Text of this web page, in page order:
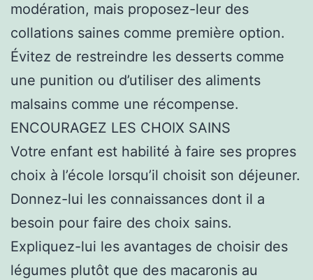
modération, mais proposez-leur des
collations saines comme première option.
Évitez de restreindre les desserts comme
une punition ou d’utiliser des aliments
malsains comme une récompense.
ENCOURAGEZ LES CHOIX SAINS
Votre enfant est habilité à faire ses propres
choix à l’école lorsqu’il choisit son déjeuner.
Donnez-lui les connaissances dont il a
besoin pour faire des choix sains.
Expliquez-lui les avantages de choisir des
légumes plutôt que des macaronis au